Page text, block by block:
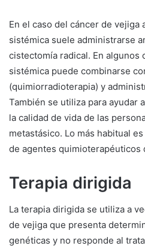
En el caso del cáncer de vejiga
sistémica suele administrarse
cistectomía radical. En algunos
sistémica puede combinarse
(quimiorradioterapia) y
También se utiliza para ayudar
la calidad de vida de las
metastásico. Lo más habitual
de agentes quimioterapéuticos
Terapia dirigida
La terapia dirigida se utiliza a
de vejiga que presenta
genéticas y no responde al